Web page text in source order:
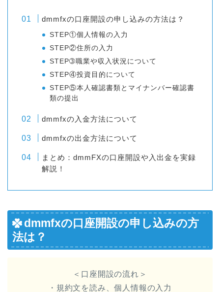
dmmfxの口座開設の申し込みの方法は？
STEP①個人情報の入力
STEP②住所の入力
STEP➂職業や収入状況について
STEP④投資目的について
STEP⑤本人確認書類とマイナンバー確認書
類の提出
dmmfxの入金方法について
dmmfxの出金方法について
まとめ：dmmFXの口座開設や入出金を実録
解説！
dmmfxの口座開設の申し込みの方
法は？
＜口座開設の流れ＞
・規約文を読み、個人情報の入力